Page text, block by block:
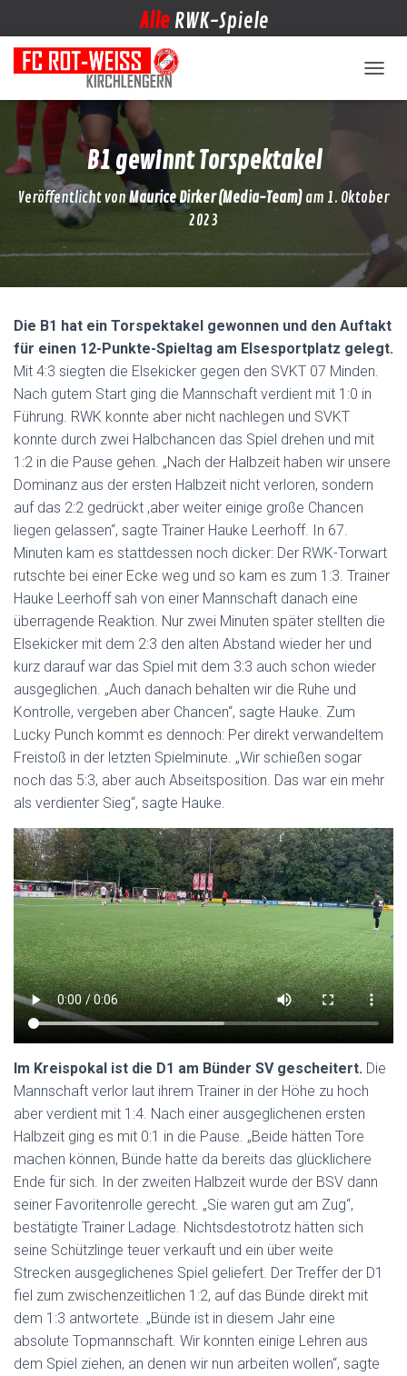
Alle RWK-Spiele
B1 gewinnt Torspektakel
Veröffentlicht vonMaurice Dirker (Media-Team) am 1. Oktober
2023
Die B1 hat ein Torspektakel gewonnen und den Auftakt
für einen 12-Punkte-Spieltag am Elsesportplatz gelegt.
Mit 4:3 siegten die Elsekicker gegen den SVKT 07 Minden.
Nach gutem Start ging die Mannschaft verdient mit 1:0 in
Führung. RWK konnte aber nicht nachlegen und SVKT
konnte durch zwei Halbchancen das Spiel drehen und mit
1:2 in die Pause gehen. „Nach der Halbzeit haben wir unsere
Dominanz aus der ersten Halbzeit nicht verloren, sondern
auf das 2:2 gedrückt ,aber weiter einige große Chancen
liegen gelassen“, sagte Trainer Hauke Leerhoff. In 67.
Minuten kam es stattdessen noch dicker: Der RWK-Torwart
rutschte bei einer Ecke weg und so kam es zum 1:3. Trainer
Hauke Leerhoff sah von einer Mannschaft danach eine
überragende Reaktion. Nur zwei Minuten später stellten die
Elsekicker mit dem 2:3 den alten Abstand wieder her und
kurz darauf war das Spiel mit dem 3:3 auch schon wieder
ausgeglichen. „Auch danach behalten wir die Ruhe und
Kontrolle, vergeben aber Chancen“, sagte Hauke. Zum
Lucky Punch kommt es dennoch: Per direkt verwandeltem
Freistoß in der letzten Spielminute. „Wir schießen sogar
noch das 5:3, aber auch Abseitsposition. Das war ein mehr
als verdienter Sieg“, sagte Hauke.
Im Kreispokal ist die D1 am Bünder SV gescheitert. Die
Mannschaft verlor laut ihrem Trainer in der Höhe zu hoch
aber verdient mit 1:4. Nach einer ausgeglichenen ersten
Halbzeit ging es mit 0:1 in die Pause. „Beide hätten Tore
machen können, Bünde hatte da bereits das glücklichere
Ende für sich. In der zweiten Halbzeit wurde der BSV dann
seiner Favoritenrolle gerecht. „Sie waren gut am Zug“,
bestätigte Trainer Ladage. Nichtsdestotrotz hätten sich
seine Schützlinge teuer verkauft und ein über weite
Strecken ausgeglichenes Spiel geliefert. Der Treffer der D1
fiel zum zwischenzeitlichen 1:2, auf das Bünde direkt mit
dem 1:3 antwortete. „Bünde ist in diesem Jahr eine
absolute Topmannschaft. Wir konnten einige Lehren aus
dem Spiel ziehen, an denen wir nun arbeiten wollen“, sagte